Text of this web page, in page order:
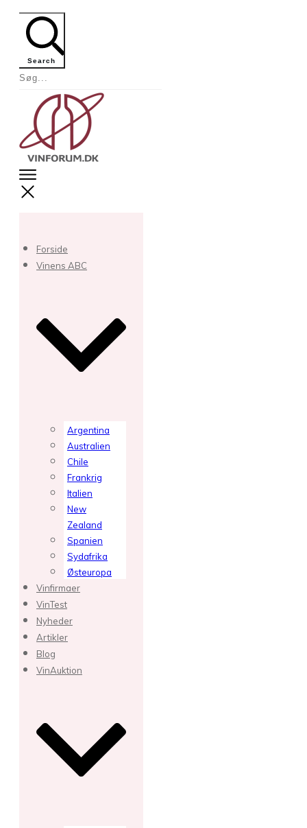
Search
Forside
Vinens ABC
Argentina
Australien
Chile
Frankrig
Italien
New
Zealand
Spanien
Sydafrika
Østeuropa
Vinfirmaer
VinTest
Nyheder
Artikler
Blog
VinAuktion